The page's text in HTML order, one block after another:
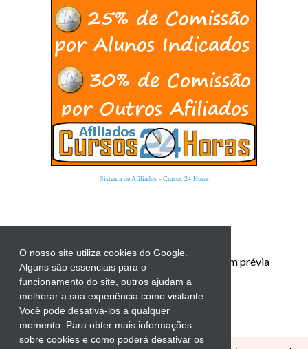
O nosso site utiliza cookies do Google.
Alguns são essenciais para o
funcionamento do site, outros ajudam a
melhorar a sua experiência como visitante.
Você pode desativá-los a qualquer
momento. Para obter mais informações
sobre cookies e como poderá desativar os
Sistema de Afiliados- Cursos 24 Horas
Proibida a reprodução total ou parcial sem prévia
autorização.